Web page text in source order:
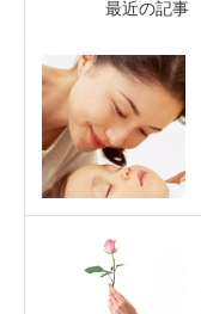
最近の記事